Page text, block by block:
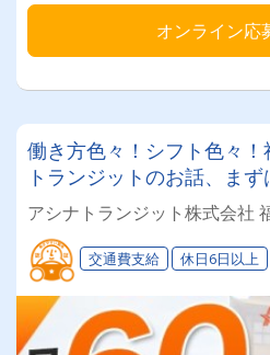
オンライン応
働き方色々！シフト色々
トランジットのお話、ま
アシナトランジット株式会社
交通費支給 休日6日以上